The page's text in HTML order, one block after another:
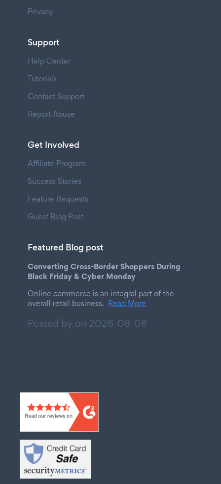
Privacy
Support
Help Center
Tutorials
Contact Support
Report Abuse
Get Involved
Affiliate Program
Success Stories
Feature Requests
Guest Blog Post
Featured Blog post
Converting Cross-Border Shoppers During
Black Friday & Cyber Monday
Online commerce is an integral part of the
overall retail business. Read More
Posted by on 2026-08-08